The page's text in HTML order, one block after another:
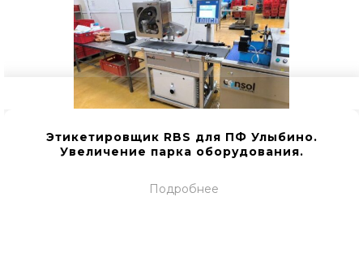
Этикетировщик RBS для ПФ Улыбино.
Увеличение парка оборудования.
Подробнее